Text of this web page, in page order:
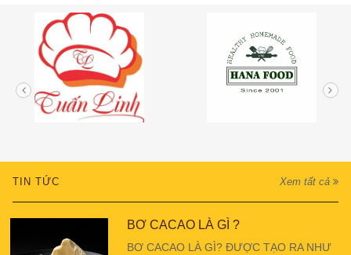
TIN TỨC Xem tất cả
BƠ CACAO LÀ GÌ ?
BƠ CACAO LÀ GÌ? ĐƯỢC TẠO RA NHƯ